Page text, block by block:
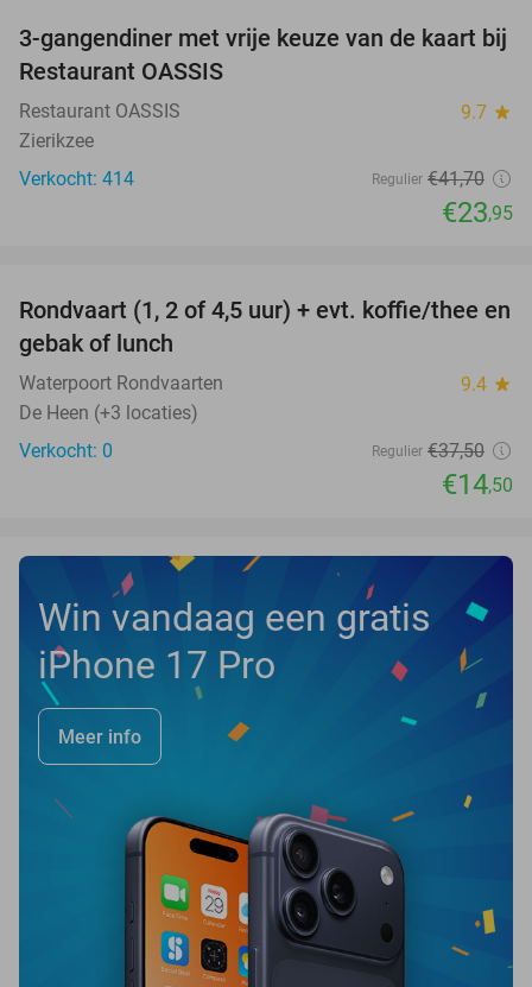
43%
3-gangendiner met vrije keuze van de kaart bij
Restaurant OASSIS
Restaurant OASSIS 9.7 star
Zierikzee
Verkocht: 414
Regulier €41,70
€23,95
61%
TODAY
Rondvaart (1, 2 of 4,5 uur) + evt. koffie/thee en
gebak of lunch
Waterpoort Rondvaarten 9.4 star
De Heen (+3 locaties)
Verkocht: 0
Regulier €37,50
€14,50
Win vandaag een gratis
iPhone 17 Pro
Meer info